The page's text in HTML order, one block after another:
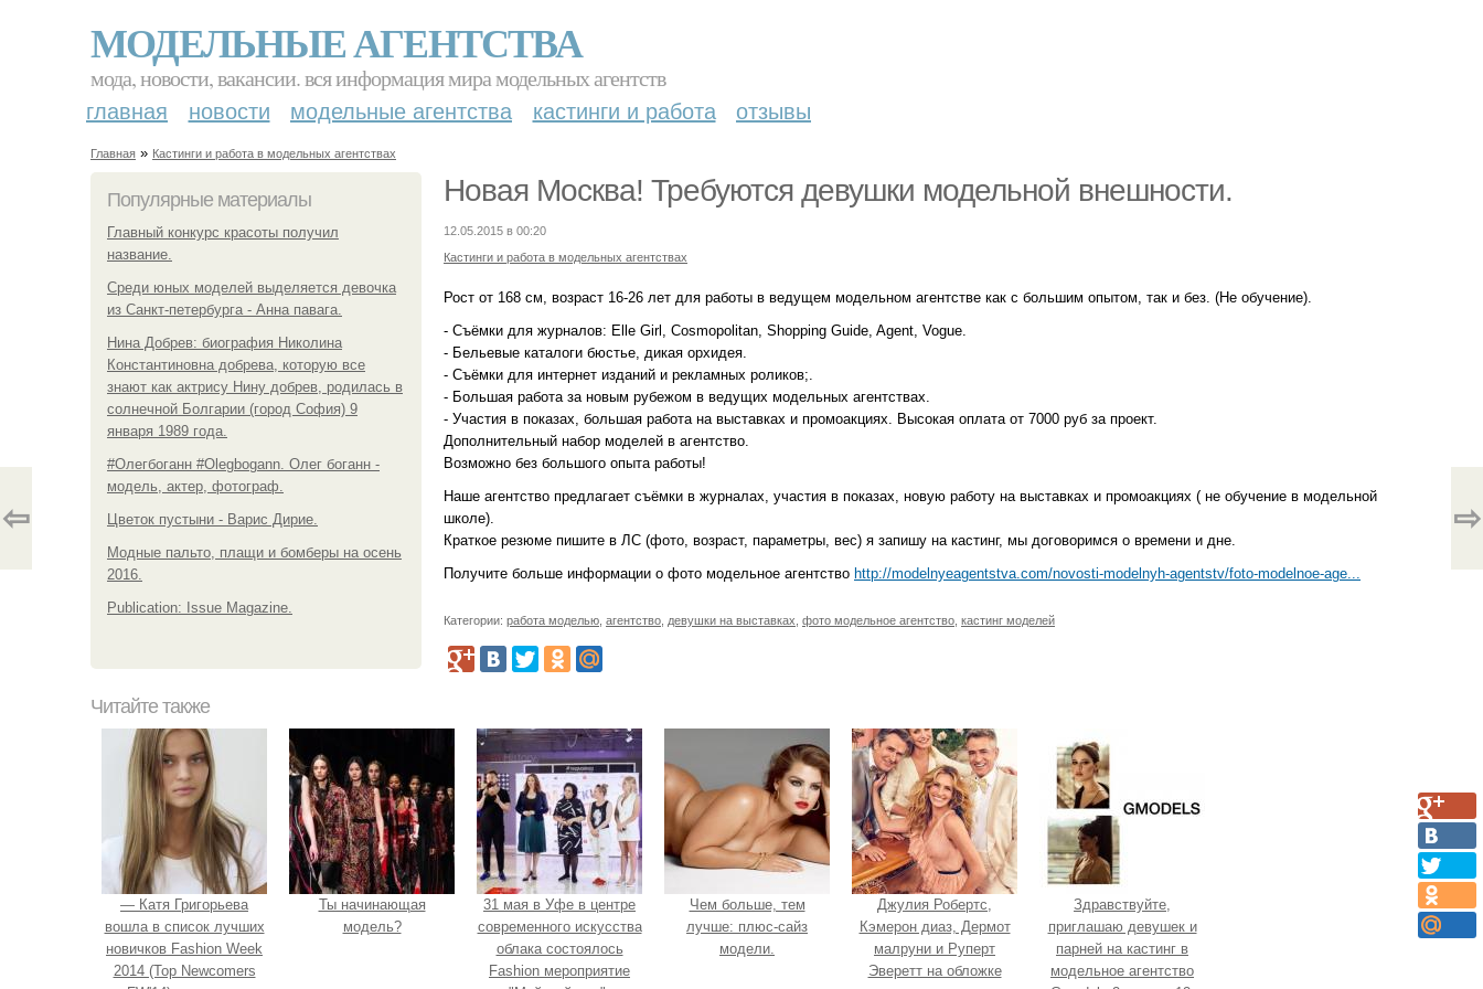
МОДЕЛЬНЫЕ АГЕНТСТВА
мода, новости, вакансии. вся информация мира модельных агентств
главная новости модельные агентства кастинги и работа отзывы
Главная » Кастинги и работа в модельных агентствах
Популярные материалы
Главный конкурс красоты получил
название.
Среди юных моделей выделяется девочка
из Санкт-петербурга - Анна павага.
Нина Добрев: биография Николина
Константиновна добрева, которую все
знают как актрису Нину добрев, родилась в
солнечной Болгарии (город София) 9
января 1989 года.
#Олегбоганн #Olegbogann. Олег боганн -
модель, актер, фотограф.
Цветок пустыни - Варис Дирие.
Модные пальто, плащи и бомберы на осень
2016.
Publication: Issue Magazine.
Новая Москва! Требуются девушки модельной внешности.
12.05.2015 в 00:20
Кастинги и работа в модельных агентствах
Рост от 168 см, возраст 16-26 лет для работы в ведущем модельном агентстве как с большим опытом, так и без. (Не обучение).
- Съёмки для журналов: Elle Girl, Cosmopolitan, Shopping Guide, Agent, Vogue.
- Бельевые каталоги бюстье, дикая орхидея.
- Съёмки для интернет изданий и рекламных роликов;.
- Большая работа за новым рубежом в ведущих модельных агентствах.
- Участия в показах, большая работа на выставках и промоакциях. Высокая оплата от 7000 руб за проект.
Дополнительный набор моделей в агентство.
Возможно без большого опыта работы!
Наше агентство предлагает съёмки в журналах, участия в показах, новую работу на выставках и промоакциях ( не обучение в модельной
школе).
Краткое резюме пишите в ЛС (фото, возраст, параметры, вес) я запишу на кастинг, мы договоримся о времени и дне.
Получите больше информации о фото модельное агентство http://modelnyeagentstva.com/novosti-modelnyh-agentstv/foto-modelnoe-age...
Категории: работа моделью агентство девушки на выставках фото модельное агентство кастинг моделей
⇦ ⇨
Читайте также
— Катя Григорьева
вошла в список лучших
новичков Fashion Week
2014 (Top Newcomers
Ты начинающая
модель?
31 мая в Уфе в центре
современного искусства
облака состоялось
Fashion мероприятие
Чем больше, тем
лучше: плюс-сайз
модели.
Джулия Робертс,
Кэмерон диаз, Дермот
малруни и Руперт
Эверетт на обложке
Здравствуйте,
приглашаю девушек и
парней на кастинг в
модельное агентство